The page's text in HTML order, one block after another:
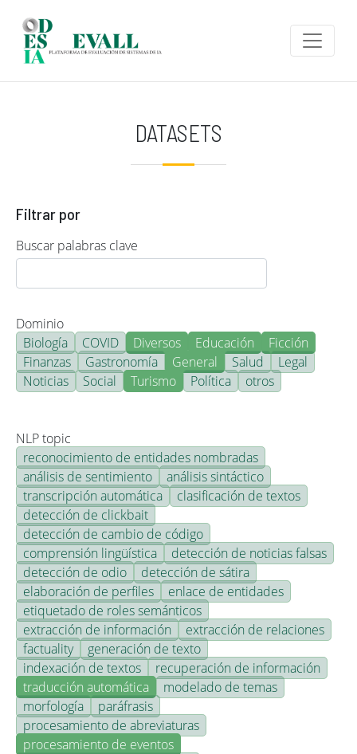
DATASETS
Filtrar por
Buscar palabras clave
Dominio
Biología
COVID Diversos Educación
Ficción
Finanzas
Gastronomía General Salud
Legal
Noticias
Social Turismo Política otros
NLP topic
reconocimiento de entidades nombradas
análisis de sentimiento
análisis sintáctico
transcripción automática
clasificación de textos
detección de clickbait
detección de cambio de código
comprensión lingüística
detección de noticias falsas
detección de odio
detección de sátira
elaboración de perfiles
enlace de entidades
etiquetado de roles semánticos
extracción de información
extracción de relaciones
factuality
generación de texto
indexación de textos
recuperación de información
traducción automática
modelado de temas
morfología
paráfrasis
procesamiento de abreviaturas
procesamiento de eventos